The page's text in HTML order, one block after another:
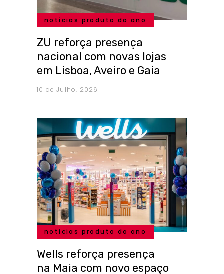
notícias produto do ano
ZU reforça presença
nacional com novas lojas
em Lisboa, Aveiro e Gaia
10 de Julho, 2026
notícias produto do ano
Wells reforça presença
na Maia com novo espaço